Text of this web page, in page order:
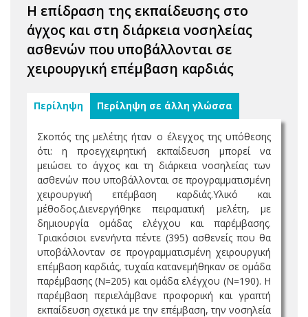
H επίδραση της εκπαίδευσης στο
άγχος και στη διάρκεια νοσηλείας
ασθενών που υποβάλλονται σε
χειρουργική επέμβαση καρδιάς
Περίληψη Περίληψη σε άλλη γλώσσα
Σκοπός της μελέτης ήταν ο έλεγχος της υπόθεσης
ότι: η προεγχειρητική εκπαίδευση μπορεί να
μειώσει το άγχος και τη διάρκεια νοσηλείας των
ασθενών που υποβάλλονται σε προγραμματισμένη
χειρουργική επέμβαση καρδιάς.Υλικό και
μέθοδος.Διενεργήθηκε πειραματική μελέτη, με
δημιουργία ομάδας ελέγχου και παρέμβασης.
Τριακόσιοι ενενήντα πέντε (395) ασθενείς που θα
υποβάλλονταν σε προγραμματισμένη χειρουργική
επέμβαση καρδιάς, τυχαία κατανεμήθηκαν σε ομάδα
παρέμβασης (Ν=205) και ομάδα ελέγχου (Ν=190). H
παρέμβαση περιελάμβανε προφορική και γραπτή
εκπαίδευση σχετικά με την επέμβαση, την νοσηλεία